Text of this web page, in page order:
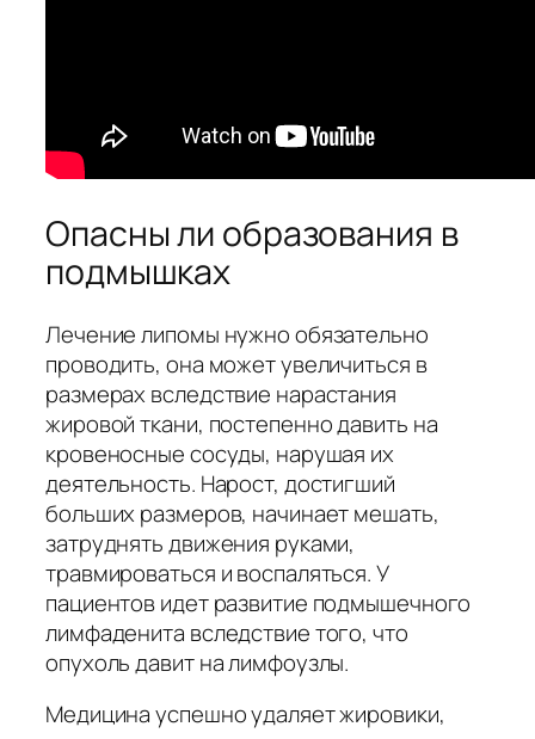
Опасны ли образования в
подмышках
Лечение липомы нужно обязательно
проводить, она может увеличиться в
размерах вследствие нарастания
жировой ткани, постепенно давить на
кровеносные сосуды, нарушая их
деятельность. Нарост, достигший
больших размеров, начинает мешать,
затруднять движения руками,
травмироваться и воспаляться. У
пациентов идет развитие подмышечного
лимфаденита вследствие того, что
опухоль давит на лимфоузлы.
Медицина успешно удаляет жировики,